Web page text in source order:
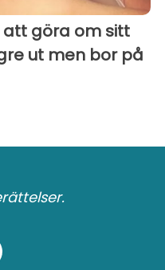
att göra om sitt
ut men bor på